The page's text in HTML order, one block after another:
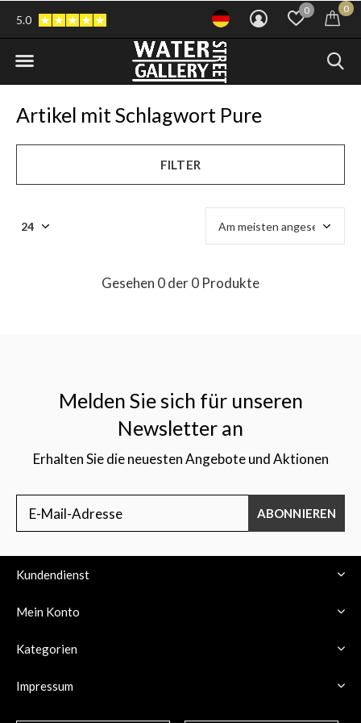
0 0
5.0
Artikel mit Schlagwort Pure
FILTER
Gesehen 0 der 0 Produkte
Melden Sie sich für unseren
Newsletter an
Erhalten Sie die neuesten Angebote und Aktionen
ABONNIEREN
Kundendienst
Mein Konto
Kategorien
Impressum